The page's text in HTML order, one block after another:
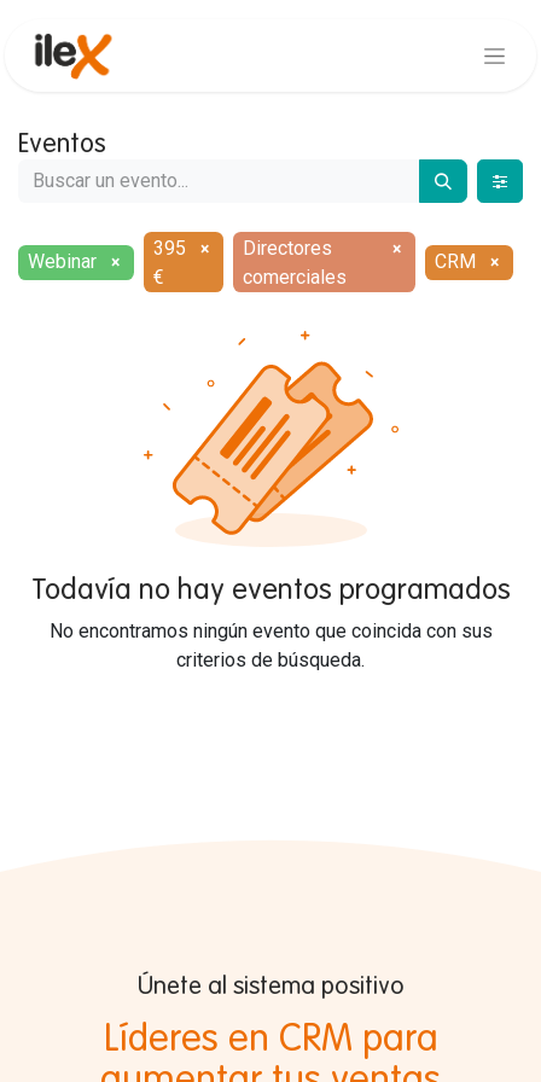
Eventos
Webinar ×
395
€
×
Directores
comerciales
×
CRM ×
Todavía no hay eventos programados
No encontramos ningún evento que coincida con sus
criterios de búsqueda.
Únete al sistema positivo
Líderes en CRM para